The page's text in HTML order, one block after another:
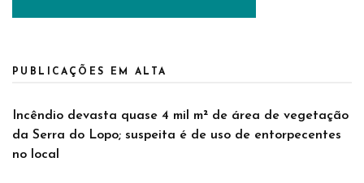
PUBLICAÇÕES EM ALTA
Incêndio devasta quase 4 mil m² de área de vegetação
da Serra do Lopo; suspeita é de uso de entorpecentes
no local